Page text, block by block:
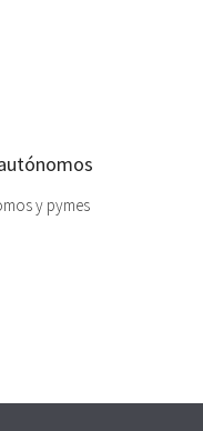
y pymes